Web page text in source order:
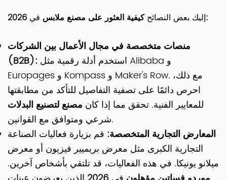
إليك بعض النصائحكيفية العثور على مصنع ملابس في 2026:
منصات متخصصة في مجال الأعمال بين الشركات
(B2B): استخدم أدلة رقمية مثل Alibaba و
Europages و Kompass و Maker's Row. مع ذلك،
احرص دائمًا على تصفية التفاصيل للتأكد من مطابقتها
للمعايير الفنية. تحقق مما إذا كان مصنع لتصنيع البدلات
شرعي ومتوافق مع القوانين.
المعارض التجارية المتخصصة: قم بزيارة فعاليات الصناعة
التجارية الكبرى مثل معرض بريميير فيزيون أو معرض
ميلانو يونيكا. في هذه الفعاليات، قد تلتقي بأشخاص آخرين.